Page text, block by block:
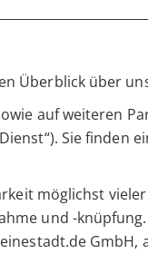
Überblick über
auf weiteren
Sie finden
möglichst
und -
GmbH,